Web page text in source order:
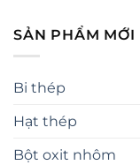
SẢN PHẨM MỚI
Bi thép
Hạt thép
Bột oxit nhôm